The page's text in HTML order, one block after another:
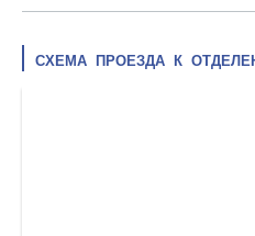
СХЕМА ПРОЕЗДА К